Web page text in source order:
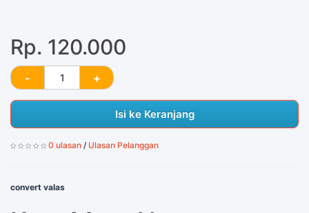
Rp. 120.000
Isi ke Keranjang
0 ulasan / Ulasan Pelanggan
convert valas